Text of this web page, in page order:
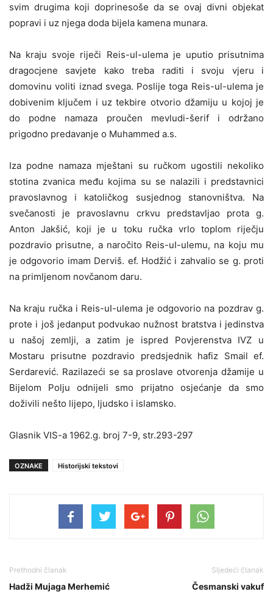
svim drugima koji doprinesoše da se ovaj divni objekat
popravi i uz njega doda bijela kamena munara.
Na kraju svoje riječi Reis-ul-ulema je uputio prisutnima
dragocjene savjete kako treba raditi i svoju vjeru i
domovinu voliti iznad svega. Poslije toga Reis-ul-ulema je
dobivenim ključem i uz tekbire otvorio džamiju u kojoj je
do podne namaza proučen mevludi-šerif i održano
prigodno predavanje o Muhammed a.s.
Iza podne namaza mještani su ručkom ugostili nekoliko
stotina zvanica među kojima su se nalazili i predstavnici
pravoslavnog i katoličkog susjednog stanovništva. Na
svečanosti je pravoslavnu crkvu predstavljao prota g.
Anton Jakšić, koji je u toku ručka vrlo toplom riječju
pozdravio prisutne, a naročito Reis-uI-ulemu, na koju mu
je odgovorio imam Derviš. ef. Hodžić i zahvalio se g. proti
na primljenom novčanom daru.
Na kraju ručka i Reis-uI-ulema je odgovorio na pozdrav g.
prote i još jedanput podvukao nužnost bratstva i jedinstva
u našoj zemlji, a zatim je ispred Povjerenstva IVZ u
Mostaru prisutne pozdravio predsjednik hafiz Smail ef.
Serdarević. Razilazeći se sa proslave otvorenja džamije u
Bijelom Polju odnijeli smo prijatno osjećanje da smo
doživili nešto lijepo, ljudsko i islamsko.
Glasnik VIS-a 1962.g. broj 7-9, str.293-297
OZNAKE Historijski tekstovi
Prethodni članak
Hadži Mujaga Merhemić
Sljedeći članak
Česmanski vakuf